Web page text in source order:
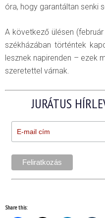
óra, hogy garantáltan senki
A következő ülésen
székházában történtek
lesznek napirenden – ezek
szeretettel várnak.
JURÁTUS
Share this: